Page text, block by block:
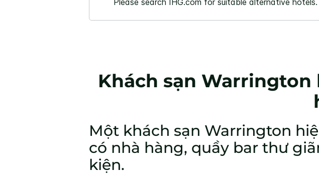
Please search IHG.com for suitable alternative hotels.
Khách sạn Warrington
Một khách sạn Warrington
có nhà hàng, quầy bar thư
kiện.